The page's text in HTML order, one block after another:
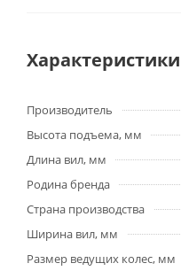
Характеристики
Производитель
Высота подъема, мм
Длина вил, мм
Родина бренда
Страна производства
Ширина вил, мм
Размер ведущих колес, мм